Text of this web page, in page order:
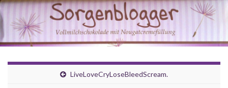
LiveLoveCryLoseBleedScream.